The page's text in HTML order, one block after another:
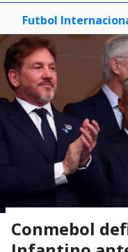
Futbol
Conmebol